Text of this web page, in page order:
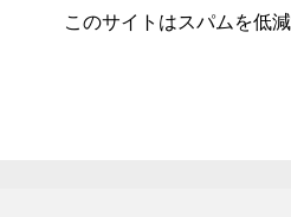
このサイトはスパムを低